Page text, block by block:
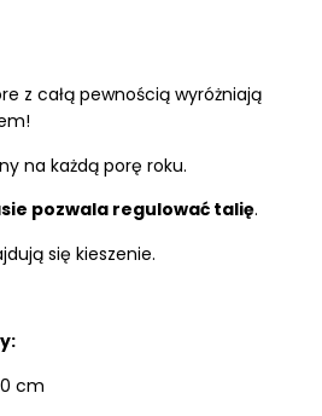
z całą pewnością wyróżniają
na każdą porę roku.
pozwala regulować talię.
się kieszenie.
cm